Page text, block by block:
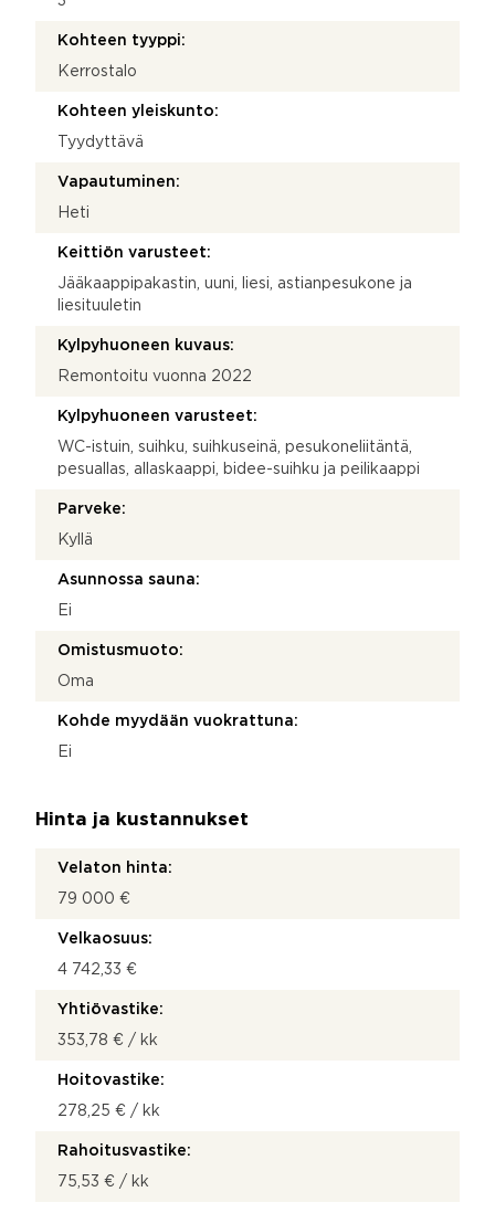
Kohteen tyyppi:
Kerrostalo
Kohteen yleiskunto:
Tyydyttävä
Vapautuminen:
Heti
Keittiön varusteet:
Jääkaappipakastin, uuni, liesi, astianpesukone ja
liesituuletin
Kylpyhuoneen kuvaus:
Remontoitu vuonna 2022
Kylpyhuoneen varusteet:
WC-istuin, suihku, suihkuseinä, pesukoneliitäntä,
pesuallas, allaskaappi, bidee-suihku ja peilikaappi
Parveke:
Kyllä
Asunnossa sauna:
Ei
Omistusmuoto:
Oma
Kohde myydään vuokrattuna:
Ei
Hinta ja kustannukset
Velaton hinta:
79 000 €
Velkaosuus:
4 742,33 €
Yhtiövastike:
353,78 € / kk
Hoitovastike:
278,25 € / kk
Rahoitusvastike:
75,53 € / kk